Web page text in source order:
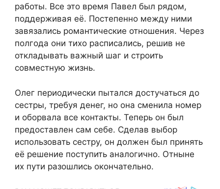
работы. Все это время Павел был рядом,
поддерживая её. Постепенно между ними
завязались романтические отношения. Через
полгода они тихо расписались, решив не
откладывать важный шаг и строить
совместную жизнь.
Олег периодически пытался достучаться до
сестры, требуя денег, но она сменила номер
и оборвала все контакты. Теперь он был
предоставлен сам себе. Сделав выбор
использовать сестру, он должен был принять
её решение поступить аналогично. Отныне
их пути разошлись окончательно.